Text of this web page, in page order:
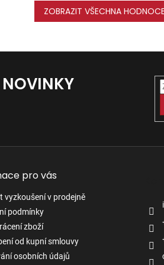
ZOBRAZIT VŠECHNA
NOVINKY
pro vás
vyzkoušení v prodejně
podmínky
zboží
od kupní smlouvy
osobních údajů